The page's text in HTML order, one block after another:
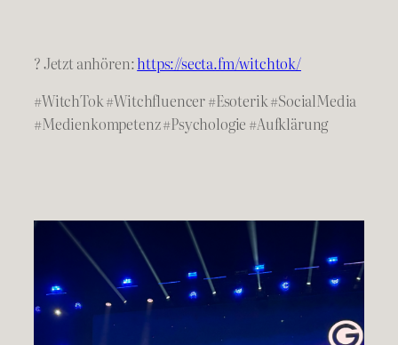
? Jetzt anhören:https://secta.fm/witchtok/
#WitchTok #Witchfluencer #Esoterik #SocialMedia
#Medienkompetenz #Psychologie #Aufklärung